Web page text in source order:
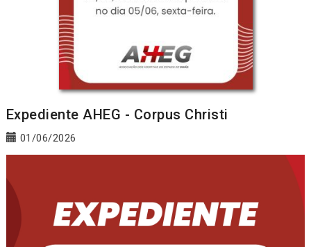
Expediente AHEG - Corpus Christi
01/06/2026